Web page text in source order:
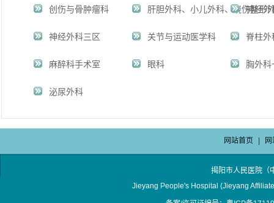
创伤与骨肿瘤科 肝胆外科、小儿外科、烧伤整形
神经外
神经外科三区 关节与运动医学科 脊柱外
麻醉科手术室 眼科 胸外科
泌尿外科
网站首页
揭阳市人民医院
Jieyang People's Hospital (Jieyang